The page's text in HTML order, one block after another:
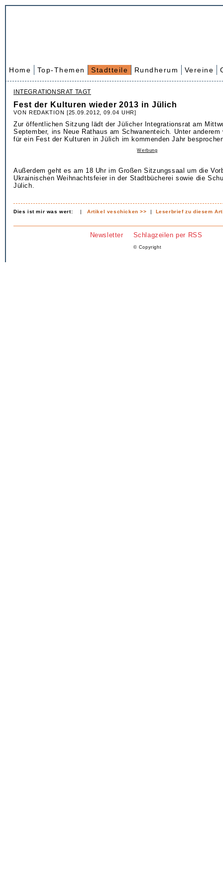
Home Top-Themen Stadtteile Rundherum Vereine
INTEGRATIONSRAT TAGT
Fest der Kulturen wieder 2013 in Jülich
VON REDAKTION [25.09.2012, 09.04 UHR]
Zur öffentlichen Sitzung lädt der Jülicher Integrationsrat am
September, ins Neue Rathaus am Schwanenteich. Unter anderem
für ein Fest der Kulturen in Jülich im kommenden Jahr
Werbung
Außerdem geht es am 18 Uhr im Großen Sitzungssaal um die
Ukrainischen Weihnachtsfeier in der Stadtbücherei sowie die
Jülich.
Dies ist mir was wert: |Artikel veschicken >> | Leserbrief zu diesem
Newsletter Schlagzeilen per RSS
© Copyright